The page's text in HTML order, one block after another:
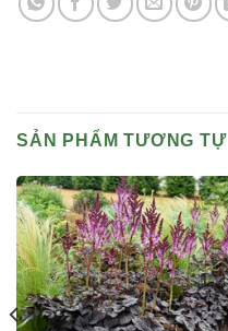
SẢN PHẨM TƯƠNG TỰ